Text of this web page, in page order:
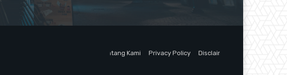
Tentang Kami Privacy Policy Disclaimer